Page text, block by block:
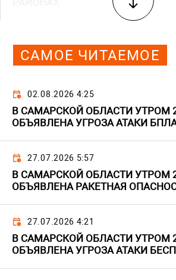
САМОЕ ЧИТАЕМОЕ
02.08.2026 4:25
В САМАРСКОЙ ОБЛАСТИ УТРОМ
ОБЪЯВЛЕНА УГРОЗА АТАКИ
27.07.2026 5:57
В САМАРСКОЙ ОБЛАСТИ УТРОМ
ОБЪЯВЛЕНА РАКЕТНАЯ
27.07.2026 4:21
В САМАРСКОЙ ОБЛАСТИ УТРОМ
ОБЪЯВЛЕНА УГРОЗА АТАКИ